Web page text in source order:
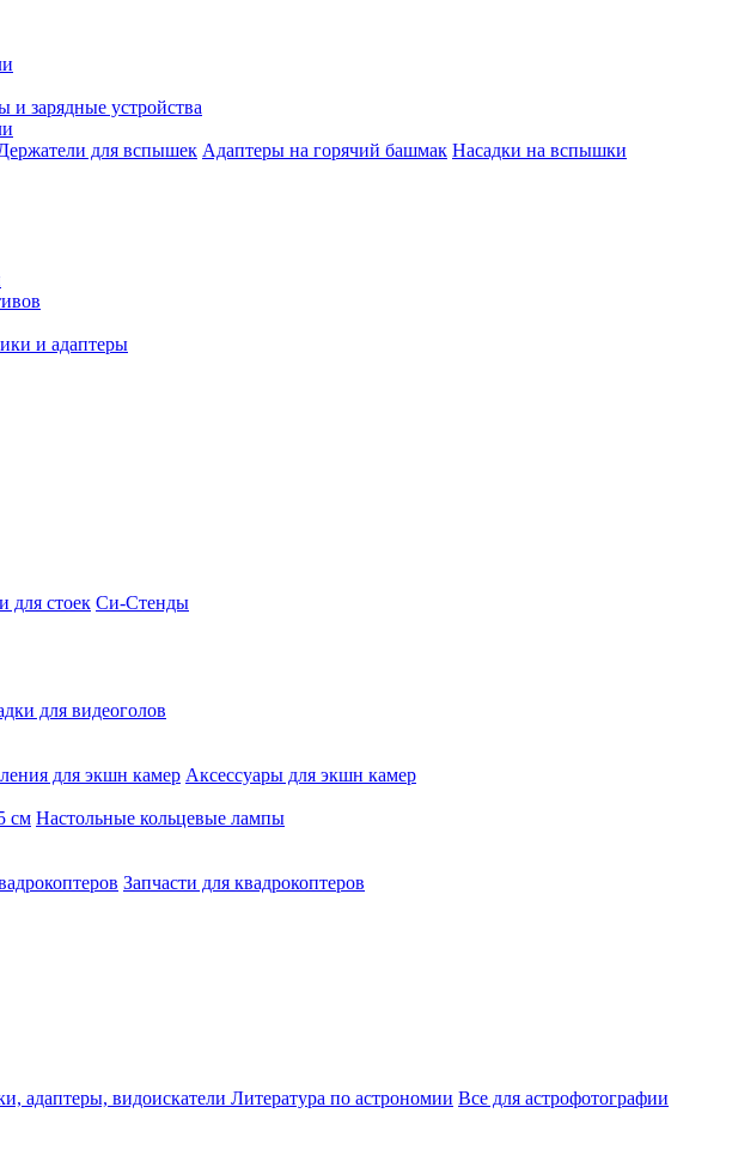
и зарядные устройства
для вспышек Адаптеры на горячий башмак Насадки на вспышки
и адаптеры
для стоек Си-Стенды
для видеоголов
для экшн камер Аксессуары для экшн камер
см Настольные кольцевые лампы
Запчасти для квадрокоптеров
адаптеры, видоискатели Литература по астрономии Все для астрофотографии